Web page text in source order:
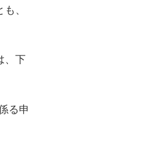
、
、下
る申